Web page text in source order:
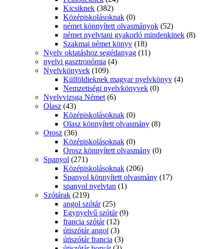
Kicsiknek (382)
Középiskolásoknak (0)
német könnyített olvasmányok (52)
német nyelvtani gyakorló mindenkinek (8)
Szakmai német könyv (18)
Nyelv oktatáshoz segédanyag (11)
nyelvi gasztronómia (4)
Nyelvkönyvek (109)
Külföldieknek magyar nyelvkönyv (4)
Nemzetiségi nyelvkönyvek (0)
Nyelvvizsga Német (6)
Olasz (43)
Középiskolásoknak (0)
Olasz könnyített olvasmány (8)
Orosz (36)
Középiskolásoknak (0)
Orosz könnyített olvasmány (0)
Spanyol (271)
Középiskolásoknak (206)
Spanyol könnyített olvasmány (17)
spanyol nyelvtan (1)
Szótárak (219)
angol szótár (25)
Egynyelvű szótár (9)
francia szótár (12)
útiszótár angol (3)
útiszótár francia (3)